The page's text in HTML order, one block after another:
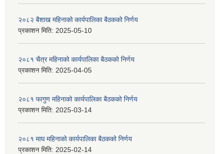
२०८२ बैशाख महिनाको कार्यपालिका बैठकको निर्णय
प्रकाशन मिति: 2025-05-10
२०८१ चैत्र महिनाको कार्यपालिका बैठकको निर्णय
प्रकाशन मिति: 2025-04-05
२०८१ फागुण महिनाको कार्यपालिका बैठकको निर्णय
प्रकाशन मिति: 2025-03-14
२०८१ माघ महिनाको कार्यपालिका बैठकको निर्णय
प्रकाशन मिति: 2025-02-14